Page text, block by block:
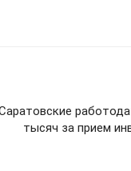
тысяч за прием